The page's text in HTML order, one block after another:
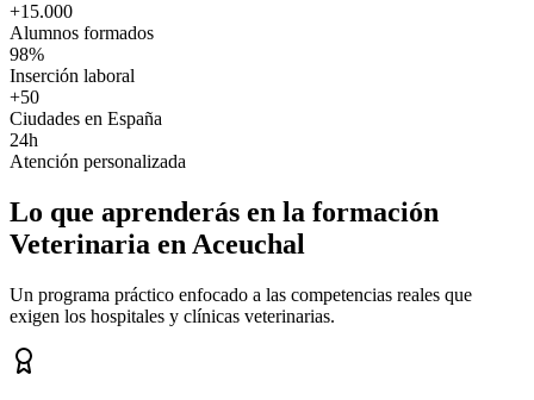
+15.000
Alumnos formados
98%
Inserción laboral
+50
Ciudades en España
24h
Atención personalizada
Lo que aprenderás en la formación
Veterinaria en Aceuchal
Un programa práctico enfocado a las competencias reales que
exigen los hospitales y clínicas veterinarias.